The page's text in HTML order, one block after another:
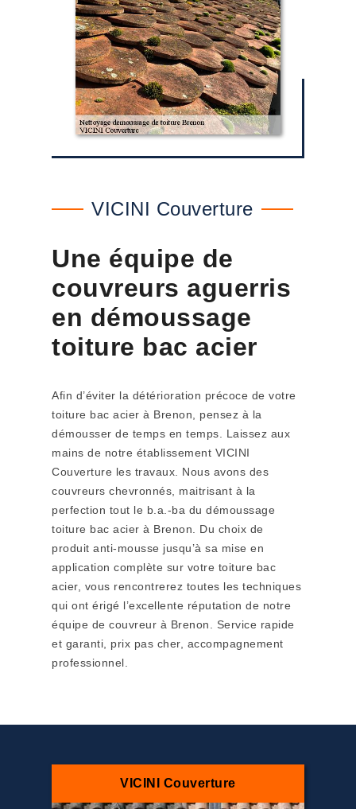
VICINI Couverture
Une équipe de
couvreurs aguerris
en démoussage
toiture bac acier
Afin d’éviter la détérioration précoce de votre
toiture bac acier à Brenon, pensez à la
démousser de temps en temps. Laissez aux
mains de notre établissement VICINI
Couverture les travaux. Nous avons des
couvreurs chevronnés, maitrisant à la
perfection tout le b.a.-ba du démoussage
toiture bac acier à Brenon. Du choix de
produit anti-mousse jusqu’à sa mise en
application complète sur votre toiture bac
acier, vous rencontrerez toutes les techniques
qui ont érigé l’excellente réputation de notre
équipe de couvreur à Brenon. Service rapide
et garanti, prix pas cher, accompagnement
professionnel.
VICINI Couverture